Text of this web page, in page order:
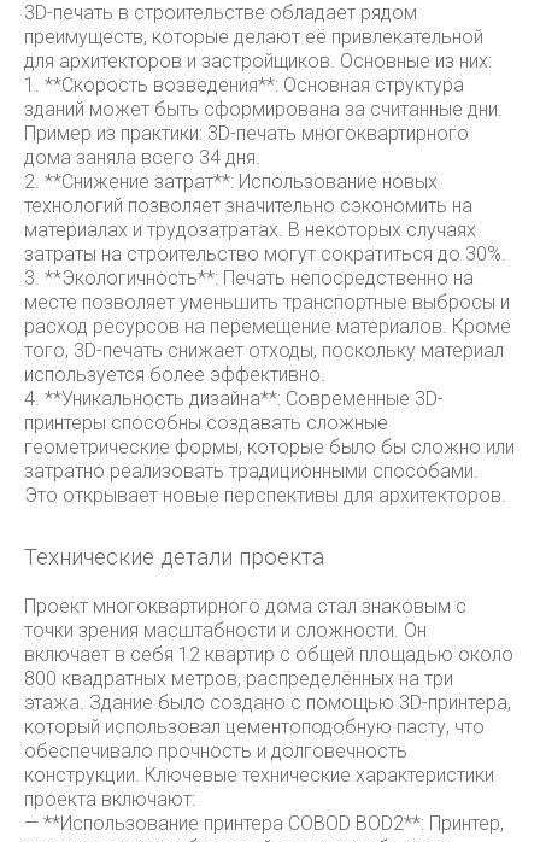
3D-печать в строительстве обладает рядом
преимуществ, которые делают её привлекательной
для архитекторов и застройщиков. Основные из них:
1. **Скорость возведения**: Основная структура
зданий может быть сформирована за считанные дни.
Пример из практики: 3D-печать многоквартирного
дома заняла всего 34 дня.
2. **Снижение затрат**: Использование новых
технологий позволяет значительно сэкономить на
материалах и трудозатратах. В некоторых случаях
затраты на строительство могут сократиться до 30%.
3. **Экологичность**: Печать непосредственно на
месте позволяет уменьшить транспортные выбросы и
расход ресурсов на перемещение материалов. Кроме
того, 3D-печать снижает отходы, поскольку материал
используется более эффективно.
4. **Уникальность дизайна**: Современные 3D-
принтеры способны создавать сложные
геометрические формы, которые было бы сложно или
затратно реализовать традиционными способами.
Это открывает новые перспективы для архитекторов.
Технические детали проекта
Проект многоквартирного дома стал знаковым с
точки зрения масштабности и сложности. Он
включает в себя 12 квартир с общей площадью около
800 квадратных метров, распределённых на три
этажа. Здание было создано с помощью 3D-принтера,
который использовал цементоподобную пасту, что
обеспечивало прочность и долговечность
конструкции. Ключевые технические характеристики
проекта включают:
— **Использование принтера COBOD BOD2**: Принтер,